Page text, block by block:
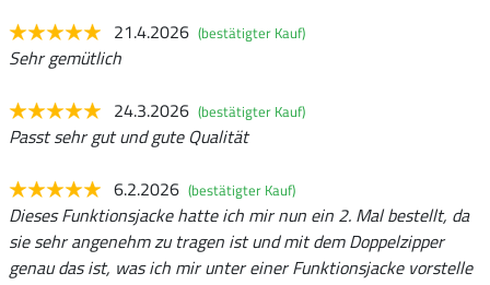
21.4.2026 (bestätigter Kauf)
Sehr gemütlich
24.3.2026 (bestätigter Kauf)
Passt sehr gut und gute Qualität
6.2.2026 (bestätigter Kauf)
Dieses Funktionsjacke hatte ich mir nun ein 2. Mal bestellt, da
sie sehr angenehm zu tragen ist und mit dem Doppelzipper
genau das ist, was ich mir unter einer Funktionsjacke vorstelle